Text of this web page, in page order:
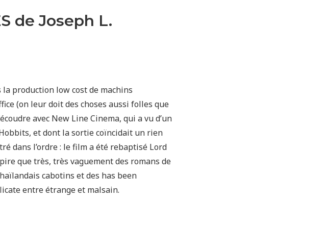
de Joseph L.
production low cost de machins
(on leur doit des choses aussi folles que
avec New Line Cinema, qui a vu d’un
et dont la sortie coïncidait un rien
dans l’ordre : le film a été rebaptisé Lord
que très, très vaguement des romans de
cabotins et des has been
entre étrange et malsain.